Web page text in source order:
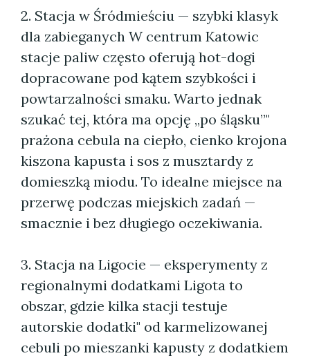
2. Stacja w Śródmieściu — szybki klasyk
dla zabieganych W centrum Katowic
stacje paliw często oferują hot-dogi
dopracowane pod kątem szybkości i
powtarzalności smaku. Warto jednak
szukać tej, która ma opcję „po śląsku”"
prażona cebula na ciepło, cienko krojona
kiszona kapusta i sos z musztardy z
domieszką miodu. To idealne miejsce na
przerwę podczas miejskich zadań —
smacznie i bez długiego oczekiwania.
3. Stacja na Ligocie — eksperymenty z
regionalnymi dodatkami Ligota to
obszar, gdzie kilka stacji testuje
autorskie dodatki" od karmelizowanej
cebuli po mieszanki kapusty z dodatkiem